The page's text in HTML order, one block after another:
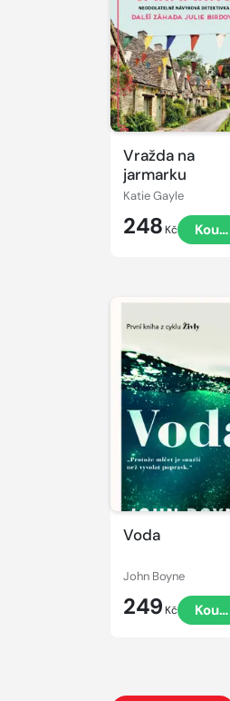
Vražda na
jarmarku
Katie Gayle
248 Kč Koupit
Voda
John Boyne
249 Kč Koupit